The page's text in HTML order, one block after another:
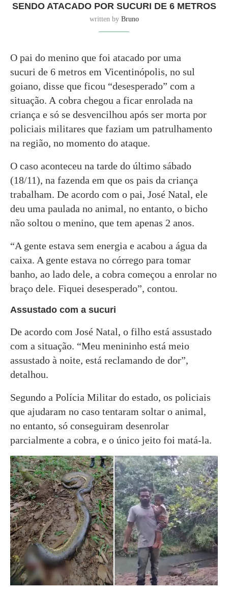
SENDO ATACADO POR SUCURI DE 6 METROS
written by Bruno
O pai do menino que foi atacado por uma
sucuri de 6 metros em Vicentinópolis, no sul
goiano, disse que ficou “desesperado” com a
situação. A cobra chegou a ficar enrolada na
criança e só se desvencilhou após ser morta por
policiais militares que faziam um patrulhamento
na região, no momento do ataque.
O caso aconteceu na tarde do último sábado
(18/11), na fazenda em que os pais da criança
trabalham. De acordo com o pai, José Natal, ele
deu uma paulada no animal, no entanto, o bicho
não soltou o menino, que tem apenas 2 anos.
“A gente estava sem energia e acabou a água da
caixa. A gente estava no córrego para tomar
banho, ao lado dele, a cobra começou a enrolar no
braço dele. Fiquei desesperado”, contou.
Assustado com a sucuri
De acordo com José Natal, o filho está assustado
com a situação. “Meu menininho está meio
assustado à noite, está reclamando de dor”,
detalhou.
Segundo a Polícia Militar do estado, os policiais
que ajudaram no caso tentaram soltar o animal,
no entanto, só conseguiram desenrolar
parcialmente a cobra, e o único jeito foi matá-la.